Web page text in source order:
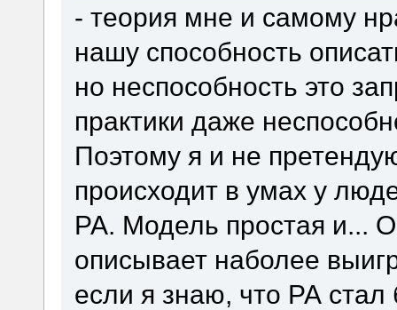
- теория мне и самому
нашу способность
но неспособность это
практики даже
Поэтому я и не
происходит в умах у
РА. Модель простая и...
описывает наболее
если я знаю, что РА